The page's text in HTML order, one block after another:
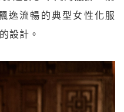
逸流暢的典型女性化服
設計。